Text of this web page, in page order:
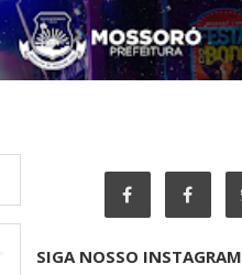
SIGA NOSSO INSTAGRAM